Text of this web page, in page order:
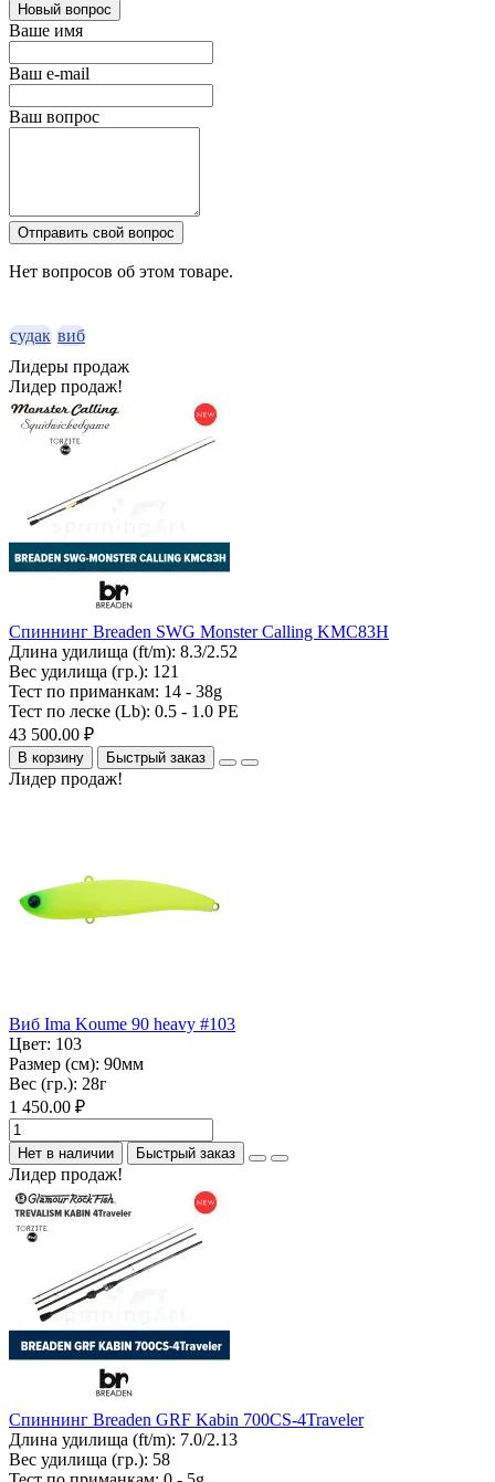
Новый вопрос
Ваше имя
Ваш e-mail
Ваш вопрос
Отправить свой вопрос
Нет вопросов об этом товаре.
судак виб
Лидеры продаж
Лидер продаж!
Спиннинг Breaden SWG Monster Calling KMC83H
Длина удилища (ft/m): 8.3/2.52
Вес удилища (гр.): 121
Тест по приманкам: 14 - 38g
Тест по леске (Lb): 0.5 - 1.0 PE
43 500.00 ₽
В корзину Быстрый заказ
Лидер продаж!
Виб Ima Koume 90 heavy #103
Цвет: 103
Размер (см): 90мм
Вес (гр.): 28г
1 450.00 ₽
Нет в наличии Быстрый заказ
Лидер продаж!
Спиннинг Breaden GRF Kabin 700CS-4Traveler
Длина удилища (ft/m): 7.0/2.13
Вес удилища (гр.): 58